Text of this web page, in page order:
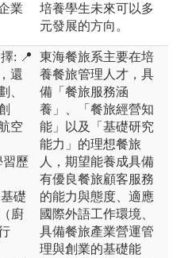
業
培養學生未來可以多
元發展的方向。
: 📍
還
、
空
習歷
礎
廚
東海餐旅系主要在培
養餐旅管理人才，具
備「餐旅服務涵
養」、「餐旅經營知
能」以及「基礎研究
能力」的理想餐旅
人，期望能養成具備
有優良餐旅顧客服務
的能力與態度、適應
國際外語工作環境、
具備餐旅產業營運管
理與創業的基礎能